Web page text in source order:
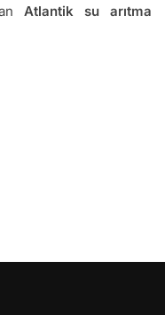
Atlantik su arıtma